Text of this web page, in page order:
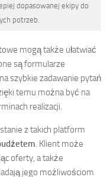
dopasowanej ekipy do
potrzeb.
mogą także ułatwiać
są formularze
szybkie zadawanie pytań
temu można być na
realizacji.
z takich platform
. Klient może
oferty, a także
jego możliwościom